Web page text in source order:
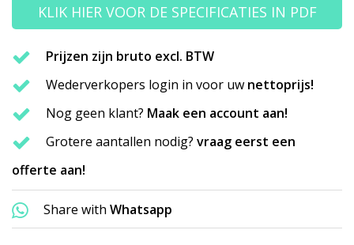
KLIK HIER VOOR DE SPECIFICATIES IN PDF
Prijzen zijn bruto excl. BTW
Wederverkopers login in voor uw nettoprijs!
Nog geen klant? Maak een account aan!
Grotere aantallen nodig? vraag eerst een
offerte aan!
Share with Whatsapp